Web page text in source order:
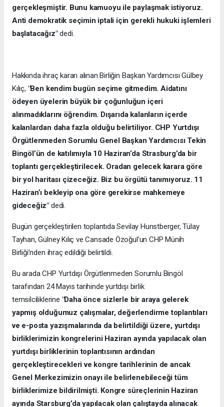
gerçekleşmiştir. Bunu kamuoyu ile paylaşmak istiyoruz.
Anti demokratik seçimin iptali için gerekli hukuki işlemleri
başlatacağız"dedi.
Hakkında ihraç kararı alınan Birliğin Başkan Yardımcısı Gülbey
Kılıç, "Ben kendim bugün seçime gitmedim. Aidatını
ödeyen üyelerin büyük bir çoğunluğun içeri
alınmadıklarını öğrendim. Dışarıda kalanların içerde
kalanlardan daha fazla olduğu belirtiliyor. CHP Yurtdışı
Örgütlenmeden Sorumlu Genel Başkan Yardımcısı Tekin
Bingöl’ün de katılımıyla 10 Haziran’da Strasburg’da bir
toplantı gerçekleştirilecek. Oradan gelecek karara göre
bir yol haritası çizeceğiz. Biz bu örgütü tanımıyoruz. 11
Haziran’ı bekleyip ona göre gerekirse mahkemeye
gideceğiz" dedi.
Bugün gerçekleştirilen toplantıda Sevilay Hunstberger, Tülay
Tayhan, Gülney Kılıç ve Cansade Özoğul’un CHP Münih
Birliği’nden ihraç edildiği belirtildi.
Bu arada CHP Yurtdışı Örgütlenmeden Sorumlu Bingöl
tarafından 24 Mayıs tarihinde yurtdışı birlik
temsilciliklerine "Daha önce sizlerle bir araya gelerek
yapmış olduğumuz çalışmalar, değerlendirme toplantıları
ve e-posta yazışmalarında da belirtildiği üzere, yurtdışı
birliklerimizin kongrelerini Haziran ayında yapılacak olan
yurtdışı birliklerinin toplantısının ardından
gerçekleştirecekleri ve kongre tarihlerinin de ancak
Genel Merkezimizin onayı ile belirlenebileceği tüm
birliklerimize bildirilmişti. Kongre süreçlerinin Haziran
ayında Starsburg’da yapılacak olan çalıştayda alınacak